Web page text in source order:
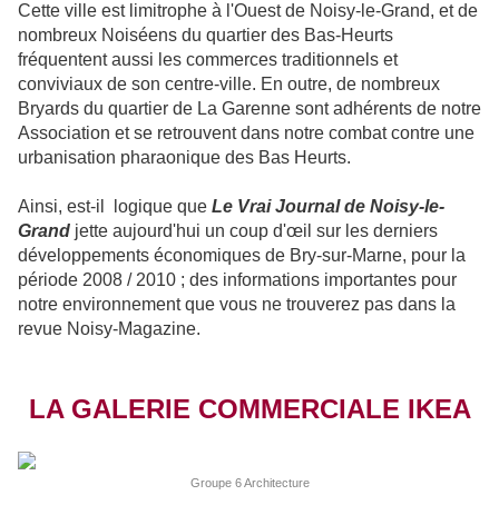
Cette ville est limitrophe à l'Ouest de Noisy-le-Grand, et de
nombreux Noiséens du quartier des Bas-Heurts
fréquentent aussi les commerces traditionnels et
conviviaux de son centre-ville. En outre, de nombreux
Bryards du quartier de La Garenne sont adhérents de notre
Association et se retrouvent dans notre combat contre une
urbanisation pharaonique des Bas Heurts.
Ainsi, est-il logique que Le Vrai Journal de Noisy-le-
Grand jette aujourd'hui un coup d'œil sur les derniers
développements économiques de Bry-sur-Marne, pour la
période 2008 / 2010 ; des informations importantes pour
notre environnement que vous ne trouverez pas dans la
revue Noisy-Magazine.
LA GALERIE COMMERCIALE IKEA
Groupe 6 Architecture